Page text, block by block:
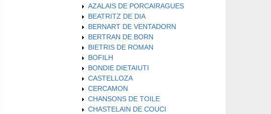
AZALAIS DE PORCAIRAGUES
BEATRITZ DE DIA
BERNART DE VENTADORN
BERTRAN DE BORN
BIETRIS DE ROMAN
BOFILH
BONDIE DIETAIUTI
CASTELLOZA
CERCAMON
CHANSONS DE TOILE
CHASTELAIN DE COUCI